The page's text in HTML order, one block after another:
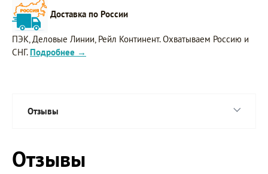
Доставка по России
ПЭК, Деловые Линии, Рейл Континент. Охватываем Россию и
СНГ. Подробнее →
Отзывы
Отзывы